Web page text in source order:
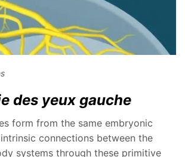
des yeux gauche
form from the same embryonic
connections between the
systems through these primitive